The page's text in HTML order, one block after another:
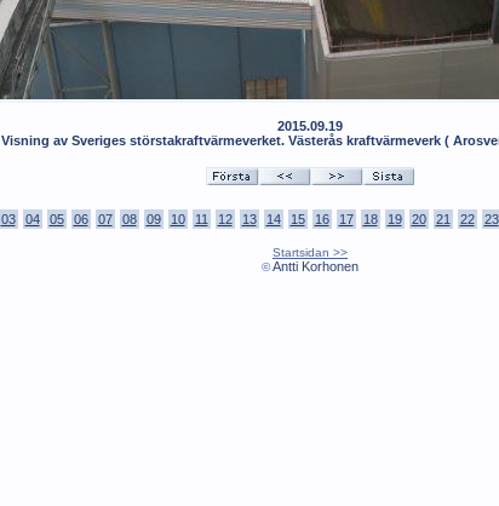
2015.09.19
Visning av Sveriges störstakraftvärmeverket. Västerås kraftvärmeverk (
03 04 05 06 07 08 09 10 11 12 13 14 15 16 17 18 19 20 21 22 23
Startsidan >>
©Antti Korhonen